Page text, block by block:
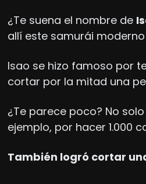
¿Te suena el nombre de
allí este samurái
Isao se hizo famoso por
cortar por la mitad una
¿Te parece poco? No
ejemplo, por hacer 1.000
También logró cortar